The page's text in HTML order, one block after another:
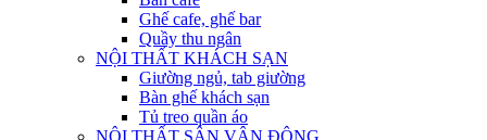
Ghế cafe, ghế bar
Quầy thu ngân
NỘI THẤT KHÁCH SẠN
Giường ngủ, tab giường
Bàn ghế khách sạn
Tủ treo quần áo